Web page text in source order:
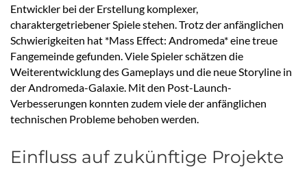
Entwickler bei der Erstellung komplexer,
charaktergetriebener Spiele stehen. Trotz der anfänglichen
Schwierigkeiten hat *Mass Effect: Andromeda* eine treue
Fangemeinde gefunden. Viele Spieler schätzen die
Weiterentwicklung des Gameplays und die neue Storyline in
der Andromeda-Galaxie. Mit den Post-Launch-
Verbesserungen konnten zudem viele der anfänglichen
technischen Probleme behoben werden.
Einfluss auf zukünftige Projekte